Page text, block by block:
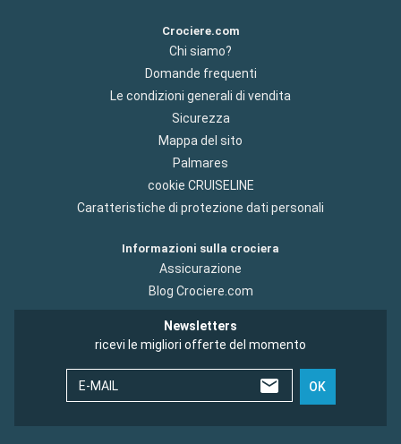
Crociere.com
Chi siamo?
Domande frequenti
Le condizioni generali di vendita
Sicurezza
Mappa del sito
Palmares
cookie CRUISELINE
Caratteristiche di protezione dati personali
Informazioni sulla crociera
Assicurazione
Blog Crociere.com
Newsletters
ricevi le migliori offerte del momento
E-MAIL OK